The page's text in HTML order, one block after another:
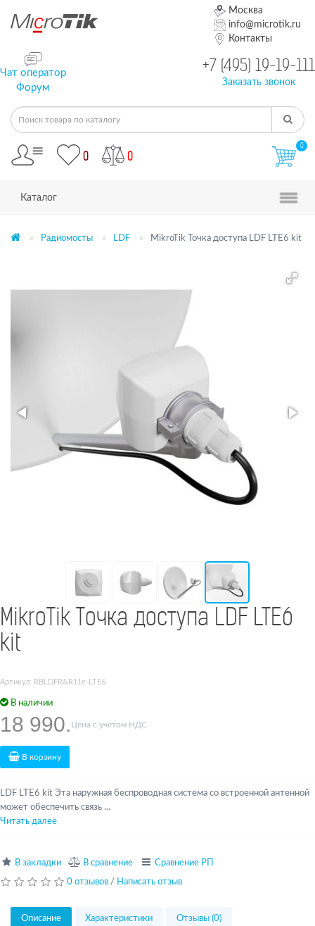
Москва
info@microtik.ru
Контакты
Чат оператор
Форум
+7 (495) 19-19-111
Заказать звонок
0 0
0
Каталог
Радиомосты LDF MikroTik Точка доступа LDF LTE6 kit
MikroTik Точка доступа LDF LTE6
kit
Артикул: RBLDFR&R11e-LTE6
В наличии
18 990. Цена с учетом НДС
В корзину
LDF LTE6 kit Эта наружная беспроводная система со встроенной антенной
может обеспечить связь ...
Читать далее
В закладки В сравнение Сравнение РП
0 отзывов / Написать отзыв
Описание Характеристики Отзывы (0)